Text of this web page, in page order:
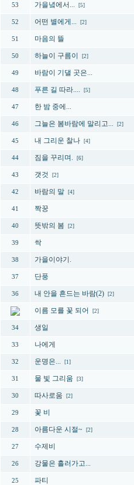
53 가을녘에서... [5]
52 어떤 별에게... [2]
51 마음의 뜰
50 하늘이 구름이 [2]
49 바람이 기댈 곳은...
48 푸른 길 따라.... [5]
47 한 밤 중에...
46 그늘은 봄바람에 말리고... [2]
45 내 그리운 찰나 [4]
44 짐을 꾸리며. [6]
43 갯것 [2]
42 바람의 말 [4]
41 짝꿍
40 뜻밖의 봄 [2]
39 싹
38 가을이야기.
37 단풍
36 내 안을 흔드는 바람(2) [2]
이름 모를 꽃 되어 [2]
34 생일
33 나에게
32 운명은... [1]
31 물 빛 그리움 [3]
30 따사로움 [2]
29 꽃 비
28 아름다운 시절~ [2]
27 수제비
26 강물은 흘러가고...
25 파티